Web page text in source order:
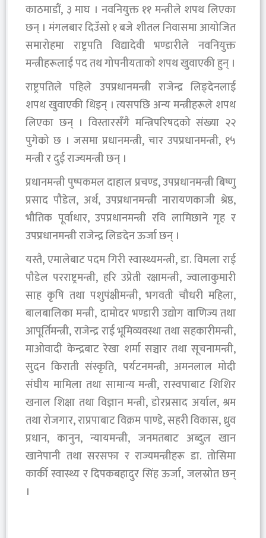
काठमाडौं, ३ माघ । नवनियुक्त ११ मन्त्रीले शपथ लिएका
छन् । मंगलबार दिउँसो १ बजे शीतल निवासमा आयोजित
समारोहमा राष्ट्रपति विद्यादेवी भण्डारीले नवनियुक्त
मन्त्रीहरूलाई पद तथ गोपनीयताको शपथ खुवाएकी हुन् ।
राष्ट्रपतिले पहिले उपप्रधानमन्त्री राजेन्द्र लिङ्देनलाई
शपथ खुवाएकी थिइन् । त्यसपछि अन्य मन्त्रीहरूले शपथ
लिएका छन् । विस्तारसँगै मन्त्रिपरिषदको संख्या २२
पुगेको छ । जसमा प्रधानमन्त्री, चार उपप्रधानमन्त्री, १५
मन्त्री र दुई राज्यमन्त्री छन् ।
प्रधानमन्त्री पुष्पकमल दाहाल प्रचण्ड, उपप्रधानमन्त्री बिष्णु
प्रसाद पौडेल, अर्थ, उपप्रधानमन्त्री नारायणकाजी श्रेष्ठ,
भौतिक पूर्वाधार, उपप्रधानमन्त्री रवि लामिछाने गृह र
उपप्रधानमन्त्री राजेन्द्र लिङदेन ऊर्जा छन् ।
यस्तै, एमालेबाट पदम गिरी स्वास्थ्यमन्त्री, डा. विमला राई
पौडेल परराष्ट्रमन्त्री, हरि उप्रेती रक्षामन्त्री, ज्वालाकुमारी
साह कृषि तथा पशुपंक्षीमन्त्री, भगवती चौधरी महिला,
बालबालिका मन्त्री, दामोदर भण्डारी उद्योग वाणिज्य तथा
आपूर्तिमन्त्री, राजेन्द्र राई भूमिव्यवस्था तथा सहकारीमन्त्री,
माओवादी केन्द्रबाट रेखा शर्मा सञ्चार तथा सूचनामन्त्री,
सुदन किराती संस्कृति, पर्यटनमन्त्री, अमनलाल मोदी
संघीय मामिला तथा सामान्य मन्त्री, रास्वपाबाट शिशिर
खनाल शिक्षा तथा विज्ञान मन्त्री, डोरप्रसाद अर्याल, श्रम
तथा रोजगार, राप्रपाबाट विक्रम पाण्डे, सहरी विकास, ध्रुव
प्रधान, कानुन, न्यायमन्त्री, जनमतबाट अब्दुल खान
खानेपानी तथा सरसफा र राज्यमन्त्रीहरू डा. तोसिमा
कार्की स्वास्थ्य र दिपकबहादुर सिंह ऊर्जा, जलस्रोत छन्
।